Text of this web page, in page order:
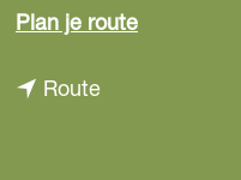
Plan je routen
Routen